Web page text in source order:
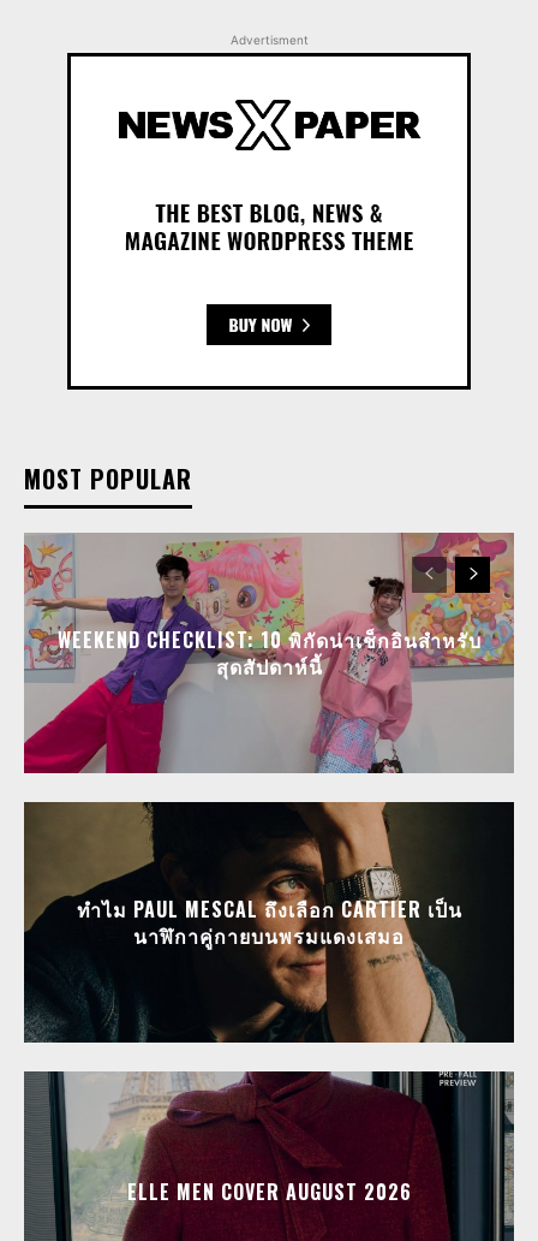
Advertisment
MOST POPULAR
WEEKEND CHECKLIST: 10 พิกัดน่าเช็กอินสำหรับ
สุดสัปดาห์นี้
ทำไม PAUL MESCAL ถึงเลือก CARTIER เป็น
นาฬิกาคู่กายบนพรมแดงเสมอ
ELLE MEN COVER AUGUST 2026